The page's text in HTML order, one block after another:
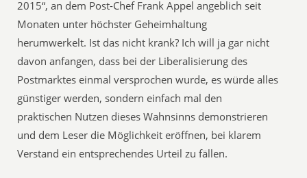
2015“, an dem Post-Chef Frank Appel angeblich seit
Monaten unter höchster Geheimhaltung
herumwerkelt. Ist das nicht krank? Ich will ja gar nicht
davon anfangen, dass bei der Liberalisierung des
Postmarktes einmal versprochen wurde, es würde alles
günstiger werden, sondern einfach mal den
praktischen Nutzen dieses Wahnsinns demonstrieren
und dem Leser die Möglichkeit eröffnen, bei klarem
Verstand ein entsprechendes Urteil zu fällen.